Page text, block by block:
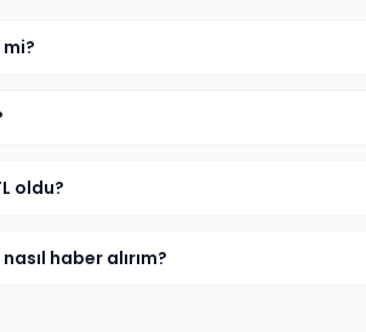
oldu?
haber alırım?